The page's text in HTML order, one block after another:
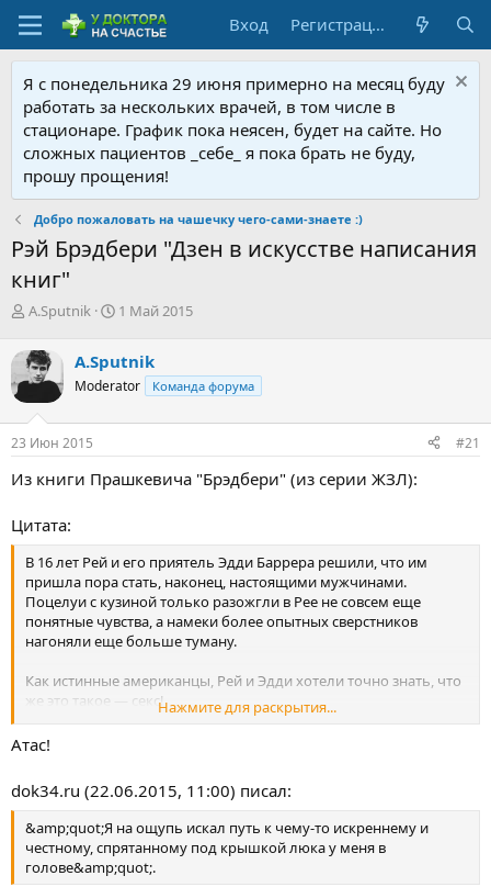
Вход Регистрация
Я с понедельника 29 июня примерно на месяц буду
работать за нескольких врачей, в том числе в
стационаре. График пока неясен, будет на сайте. Но
сложных пациентов _себе_ я пока брать не буду,
прошу прощения!
Добро пожаловать на чашечку чего-сами-знаете :)
Рэй Брэдбери "Дзен в искусстве написания
книг"
А
т
о
р
т
е
м
A.Sputnik
Д
а
н
ч
а
1 Май 2015
A.Sputnik
Moderator Команда форума
23 Июн 2015 #21
Из книги Прашкевича "Брэдбери" (из серии ЖЗЛ):
Цитата:
В 16 лет Рей и его приятель Эдди Баррера решили, что им
пришла пора стать, наконец, настоящими мужчинами.
Поцелуи с кузиной только разожгли в Рее не совсем еще
понятные чувства, а намеки более опытных сверстников
нагоняли еще больше туману.
Как истинные американцы, Рей и Эдди хотели точно знать, что
же это такое — секс!
Для проведения эксперимента они скопили два доллара.
территорию загадочного дома с красными фонарями.
По крайней мере, так об этом рассказывал впоследствии
всезнающий Сэм Уэллер в своих замечательных «Хрониках».
Нажмите для раскрытия...
Атас!
dok34.ru (22.06.2015, 11:00) писал:
&amp;quot;Я на ощупь искал путь к чему-то искреннему и
честному, спрятанному под крышкой люка у меня в
голове&amp;quot;.